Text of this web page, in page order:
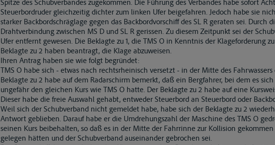
Spitze des Schubverbandes zugekommen. Die Führung des Verbandes habe sofort
Steuerbordruder gleichzeitig dichter zum linken Ufer beigefahren. Jedoch habe sie
starker Backbordschräglage gegen das Backbordvorschiff des SL R geraten sei. Durch
Drahtverbindung zwischen MS D und SL R gerissen. Zu diesem Zeitpunkt sei der
Ufer entfernt gewesen. Die Beklagte zu 1, die TMS O in Kenntnis der Klageforderung
Beklagte zu 2 haben beantragt, die Klage abzuweisen.
Ihren Antrag haben sie wie folgt begründet:
TMS O habe sich - etwas nach rechtsrheinisch versetzt - in der Mitte des
Beklagte zu 2 habe auf dem Radarschirm bemerkt, daß ein Bergfahrer, bei dem es
ungefähr den gleichen Kurs wie TMS O hatte. Der Beklagte zu 2 habe auf eine
Dieser habe die freie Auswahl gehabt, entweder Steuerbord an Steuerbord oder
Weil sich der Schubverband nicht gemeldet habe, habe sich der Beklagte zu 2
Antwort geblieben. Darauf habe er die Umdrehungszahl der Maschine des TMS O
seinen Kurs beibehalten, so daß es in der Mitte der Fahrrinne zur Kollision
gelegen hätten und der Schubverband auseinander gebrochen sei.